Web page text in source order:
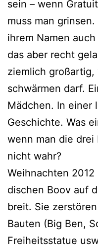
sein – wenn
muss man
ihrem Namen
das aber recht
ziem­lich groß­ar­tig,
schwär­men darf.
Mädchen. In einer
Geschichte. Was
wenn man die drei
nicht wahr?
Weihnachten
di­schen Boov auf
breit. Sie
Bauten (Big Ben,
Freiheitsstatue